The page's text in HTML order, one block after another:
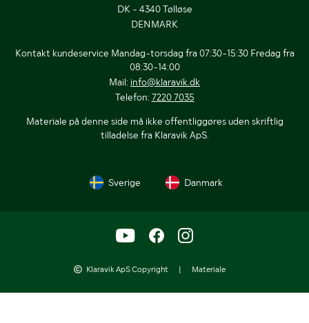
DK - 4340 Tølløse
DENMARK
Kontakt kundeservice Mandag-torsdag fra 07:30-15:30 Fredag fra
08:30-14:00
Mail: info@klaravik.dk
Telefon: 7220 7035
Materiale på denne side må ikke offentliggøres uden skriftlig
tilladelse fra Klaravik ApS.
Sverige Danmark
Klaravik ApS Copyright | Materiale